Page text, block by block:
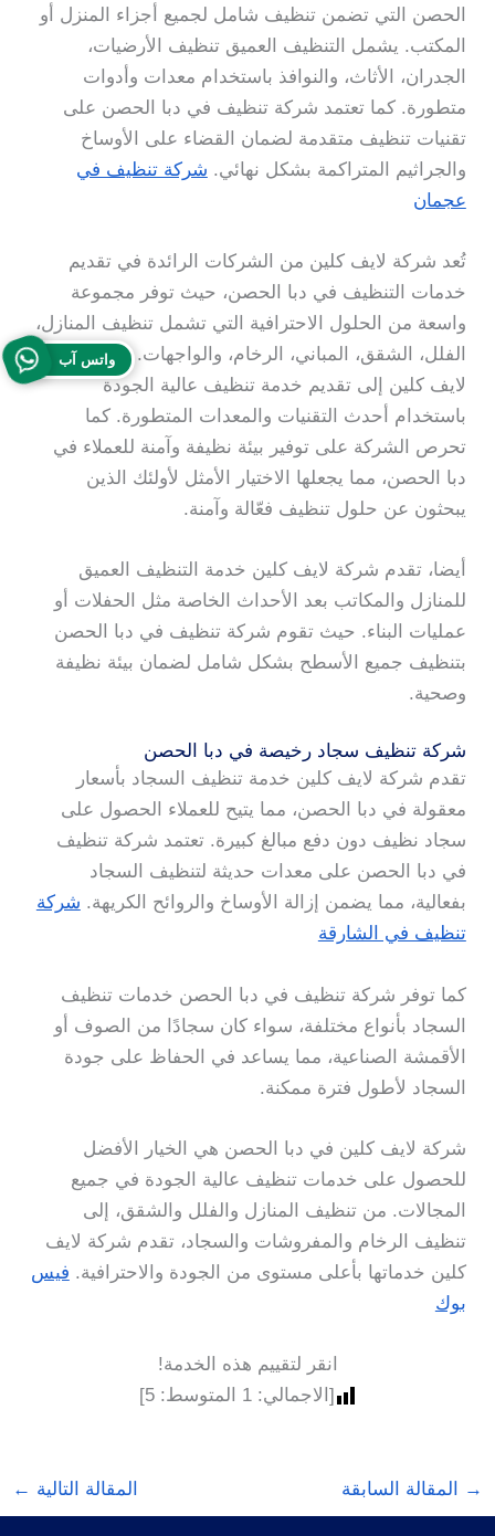
الحصن التي تضمن تنظيف شامل لجميع أجزاء المنزل أو
المكتب. يشمل التنظيف العميق تنظيف الأرضيات،
الجدران، الأثاث، والنوافذ باستخدام معدات وأدوات
متطورة. كما تعتمد شركة تنظيف في دبا الحصن على
تقنيات تنظيف متقدمة لضمان القضاء على الأوساخ
والجراثيم المتراكمة بشكل نهائي. شركة تنظيف في
عجمان
تُعد شركة لايف كلين من الشركات الرائدة في تقديم
خدمات التنظيف في دبا الحصن، حيث توفر مجموعة
واسعة من الحلول الاحترافية التي تشمل تنظيف المنازل،
الفلل، الشقق، المباني، الرخام، والواجهات. تهدف شركة
لايف كلين إلى تقديم خدمة تنظيف عالية الجودة
باستخدام أحدث التقنيات والمعدات المتطورة. كما
تحرص الشركة على توفير بيئة نظيفة وآمنة للعملاء في
دبا الحصن، مما يجعلها الاختيار الأمثل لأولئك الذين
يبحثون عن حلول تنظيف فعّالة وآمنة.
أيضا، تقدم شركة لايف كلين خدمة التنظيف العميق
للمنازل والمكاتب بعد الأحداث الخاصة مثل الحفلات أو
عمليات البناء. حيث تقوم شركة تنظيف في دبا الحصن
بتنظيف جميع الأسطح بشكل شامل لضمان بيئة نظيفة
وصحية.
شركة تنظيف سجاد رخيصة في دبا الحصن
تقدم شركة لايف كلين خدمة تنظيف السجاد بأسعار
معقولة في دبا الحصن، مما يتيح للعملاء الحصول على
سجاد نظيف دون دفع مبالغ كبيرة. تعتمد شركة تنظيف
في دبا الحصن على معدات حديثة لتنظيف السجاد
بفعالية، مما يضمن إزالة الأوساخ والروائح الكريهة. شركة
تنظيف في الشارقة
كما توفر شركة تنظيف في دبا الحصن خدمات تنظيف
السجاد بأنواع مختلفة، سواء كان سجادًا من الصوف أو
الأقمشة الصناعية، مما يساعد في الحفاظ على جودة
السجاد لأطول فترة ممكنة.
شركة لايف كلين في دبا الحصن هي الخيار الأفضل
للحصول على خدمات تنظيف عالية الجودة في جميع
المجالات. من تنظيف المنازل والفلل والشقق، إلى
تنظيف الرخام والمفروشات والسجاد، تقدم شركة لايف
كلين خدماتها بأعلى مستوى من الجودة والاحترافية. فيس
بوك
انقر لتقييم هذه الخدمة!
[الاجمالي:1 المتوسط:5
]
→ المقالة السابقة المقالة التالية ←
واتس آب